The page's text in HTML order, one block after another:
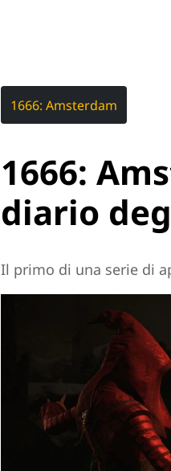
1666: Amsterdam
1666:
diario
Il primo di una serie di